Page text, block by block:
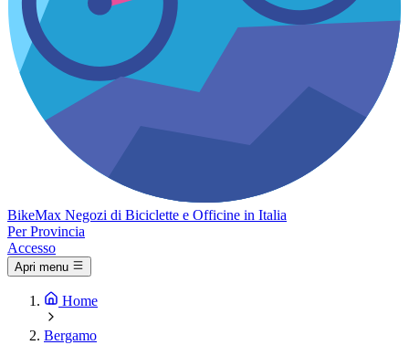
BikeMax Negozi di Biciclette e Officine in Italia
Per Provincia
Accesso
Apri menu
Home
Bergamo